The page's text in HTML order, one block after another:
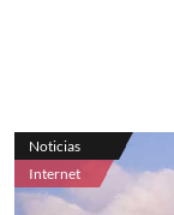
Noticias
Internet